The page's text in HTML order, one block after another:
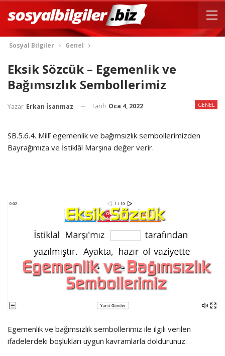
Sosyal Bilgiler Genel
Eksik Sözcük – Egemenlik ve
Bağımsızlık Sembollerimiz
GENEL
Yazar Erkan İsanmaz Tarih Oca 4, 2022
SB.5.6.4. Millî egemenlik ve bağımsızlık sembollerimizden
Bayrağımıza ve İstiklâl Marşına değer verir.
Egemenlik ve bağımsızlık sembollerimiz ile ilgili verilen
ifadelerdeki boşlukları uygun kavramlarla doldurunuz.